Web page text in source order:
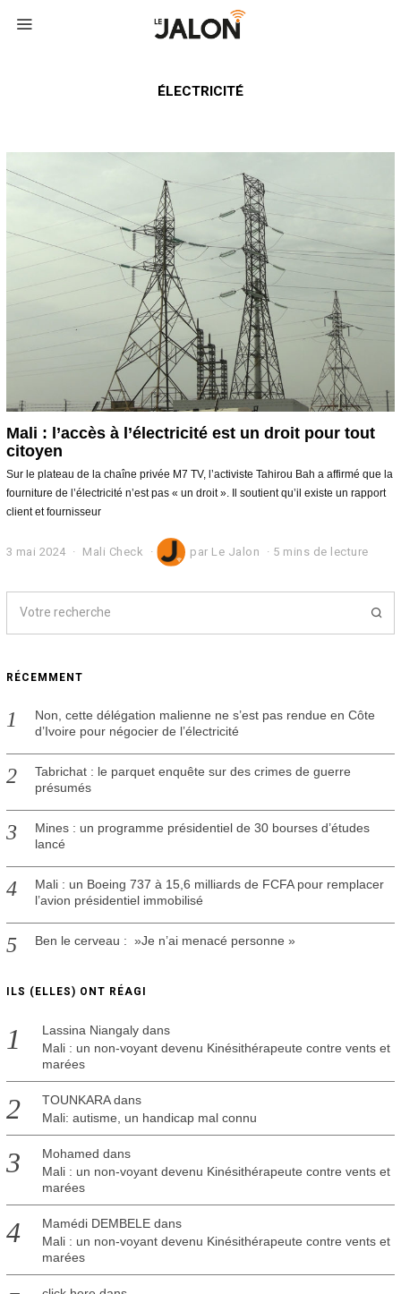
ÉLECTRICITÉ
Mali : l’accès à l’électricité est un droit pour tout
citoyen
Sur le plateau de la chaîne privée M7 TV, l’activiste Tahirou Bah a affirmé que la
fourniture de l’électricité n’est pas « un droit ». Il soutient qu’il existe un rapport
client et fournisseur
3 mai 2024
2
0
Mali Check par Le Jalon 5 mins de lecture
RÉCEMMENT
Non, cette délégation malienne ne s’est pas rendue en Côte
d’Ivoire pour négocier de l’électricité
Tabrichat : le parquet enquête sur des crimes de guerre
présumés
Mines : un programme présidentiel de 30 bourses d’études
lancé
Mali : un Boeing 737 à 15,6 milliards de FCFA pour remplacer
l’avion présidentiel immobilisé
Ben le cerveau : »Je n’ai menacé personne »
ILS (ELLES) ONT RÉAGI
Lassina Niangalydans
Mali : un non-voyant devenu Kinésithérapeute contre vents et
marées
TOUNKARAdans
Mali: autisme, un handicap mal connu
Mohamed dans
Mali : un non-voyant devenu Kinésithérapeute contre vents et
marées
Mamédi DEMBELEdans
Mali : un non-voyant devenu Kinésithérapeute contre vents et
marées